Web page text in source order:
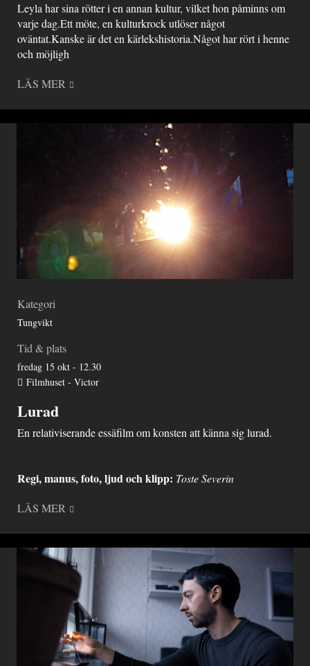
Leyla har sina rötter i en annan kultur, vilket hon påminns om
varje dag.Ett möte, en kulturkrock utlöser något
oväntat.Kanske är det en kärlekshistoria.Något har rört i henne
och möjligh
LÄS MER
Kategori
Tungvikt
Tid & plats
fredag 15 okt - 12.30
Filmhuset - Victor
Lurad
En relativiserande essäfilm om konsten att känna sig lurad.
Regi, manus, foto, ljud och klipp: Toste Severin
LÄS MER